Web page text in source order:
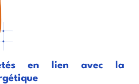
en lien avec la